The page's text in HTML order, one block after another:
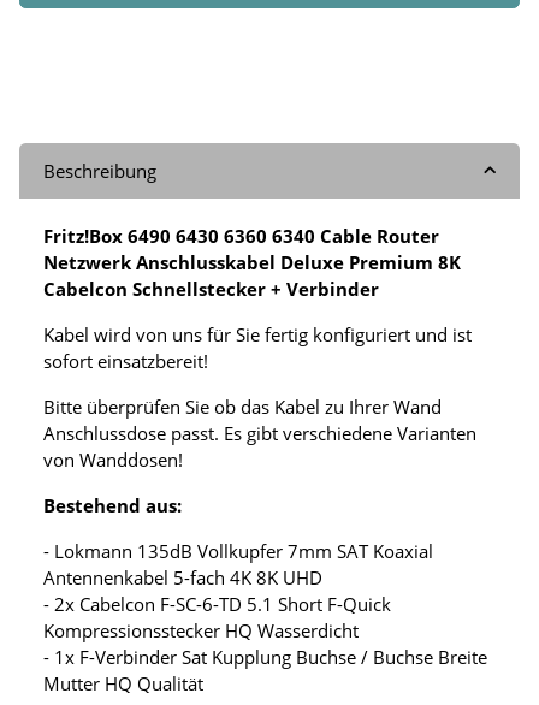
Beschreibung
Fritz!Box 6490 6430 6360 6340 Cable Router
Netzwerk Anschlusskabel Deluxe Premium 8K
Cabelcon Schnellstecker + Verbinder
Kabel wird von uns für Sie fertig konfiguriert und ist
sofort einsatzbereit!
Bitte überprüfen Sie ob das Kabel zu Ihrer Wand
Anschlussdose passt. Es gibt verschiedene Varianten
von Wanddosen!
Bestehend aus:
- Lokmann 135dB Vollkupfer 7mm SAT Koaxial
Antennenkabel 5-fach 4K 8K UHD
- 2x Cabelcon F-SC-6-TD 5.1 Short F-Quick
Kompressionsstecker HQ Wasserdicht
- 1x F-Verbinder Sat Kupplung Buchse / Buchse Breite
Mutter HQ Qualität